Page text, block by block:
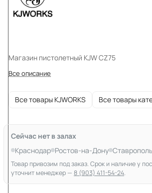
Магазин пистолетный KJW CZ75
Все описание
Все товары KJWORKS Все товары
Сейчас нет в залах
Краснодар Ростов-на-Дону Ставрополь
Товар привозим под заказ. Срок и наличие у
уточнит менеджер — 8 (903) 411-54-24.